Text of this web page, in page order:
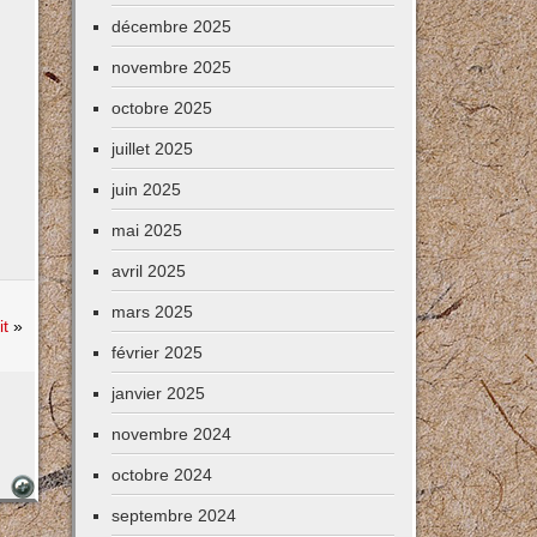
»
décembre 2025
novembre 2025
octobre 2025
juillet 2025
juin 2025
mai 2025
avril 2025
mars 2025
février 2025
janvier 2025
novembre 2024
octobre 2024
septembre 2024